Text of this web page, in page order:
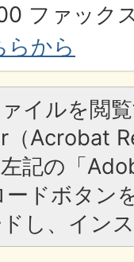
ファック
らから
イルを閲
（Acrobat
記の「
ドボタン
し、イン